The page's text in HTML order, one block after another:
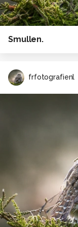
Smullen.
frfotografienl